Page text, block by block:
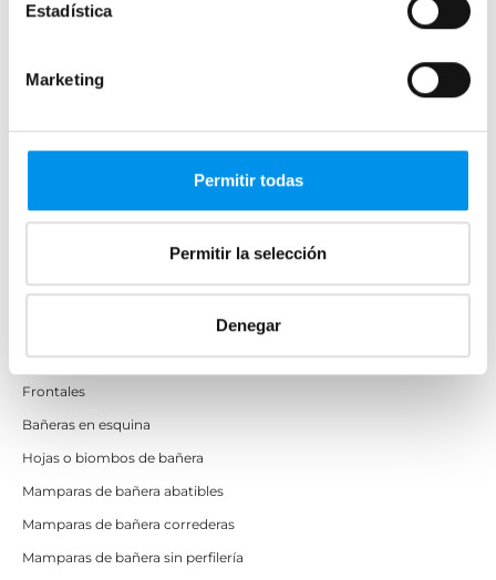
Estadística
Marketing
Permitir todas
Permitir la selección
Denegar
6 baños famosos que te dejarán con la
boca abierta
Mamparas de bañera
Frontales
Bañeras en esquina
Hojas o biombos de bañera
Mamparas de bañera abatibles
Mamparas de bañera correderas
Mamparas de bañera sin perfilería